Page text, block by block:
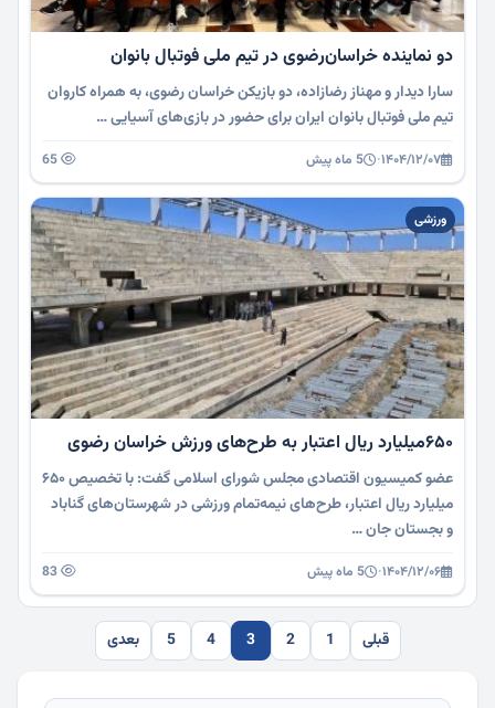
دو نماینده خراسان‌رضوی در تیم ملی فوتبال بانوان
سارا دیدار و مهناز رضازاده، دو بازیکن خراسان رضوی، به همراه کاروان
تیم ملی فوتبال بانوان ایران برای حضور در بازی‌های آسیایی …
۱۴۰۴/۱۲/۰۷· 5 ماه پیش
ورزشی
۶۵۰میلیارد ریال اعتبار به طرح‌های ورزش خراسان رضوی
عضو کمیسیون اقتصادی مجلس شورای اسلامی گفت: با تخصیص ۶۵۰
میلیارد ریال اعتبار، طرح‌های نیمه‌تمام ورزشی در شهرستان‌های گناباد
و بجستان جان …
۱۴۰۴/۱۲/۰۶· 5 ماه پیش
قبلی 1
2
3
4
5 بعدی